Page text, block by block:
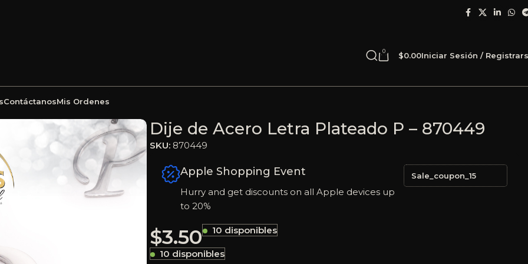
0 $0.00Iniciar Sesión /
ContáctanosMis Ordenes
Dije de Acero Letra Plateado P – 870449
SKU: 870449
Apple Shopping Event
Hurry and get discounts on all Apple devices up
to 20%
Sale_coupon_15
$3.50 10 disponibles
10 disponibles